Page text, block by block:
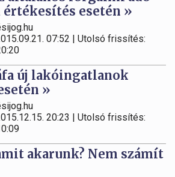
értékesítés esetén »
07:52 | Utolsó frissítés:
új lakóingatlanok
»
20:23 | Utolsó frissítés:
akarunk? Nem számít